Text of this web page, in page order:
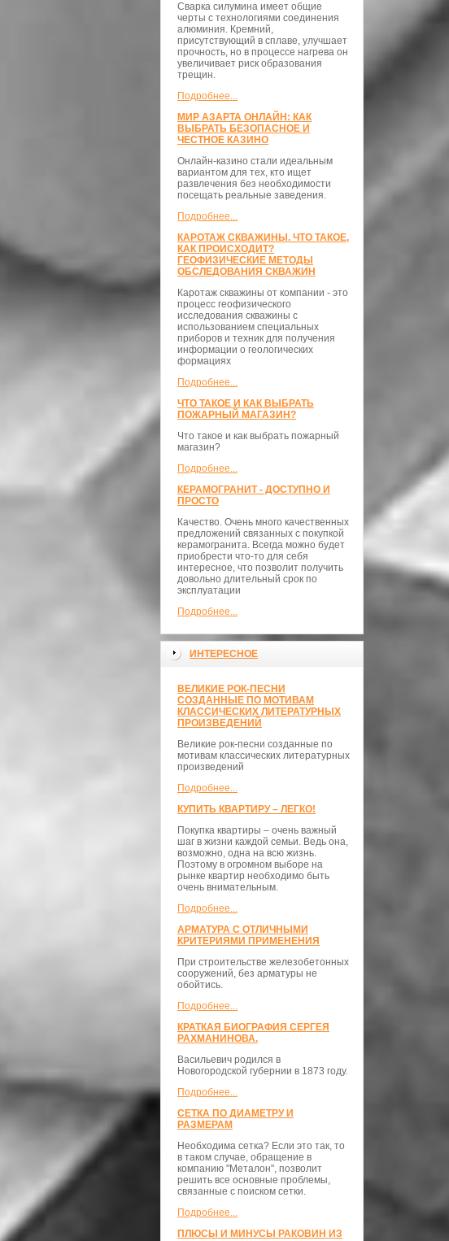
Сварка силумина имеет общие
черты с технологиями соединения
алюминия. Кремний,
присутствующий в сплаве, улучшает
прочность, но в процессе нагрева он
увеличивает риск образования
трещин.
Подробнее...
МИР АЗАРТА ОНЛАЙН: КАК
ВЫБРАТЬ БЕЗОПАСНОЕ И
ЧЕСТНОЕ КАЗИНО
Онлайн-казино стали идеальным
вариантом для тех, кто ищет
развлечения без необходимости
посещать реальные заведения.
Подробнее...
КАРОТАЖ СКВАЖИНЫ. ЧТО ТАКОЕ,
КАК ПРОИСХОДИТ?
ГЕОФИЗИЧЕСКИЕ МЕТОДЫ
ОБСЛЕДОВАНИЯ СКВАЖИН
Каротаж скважины от компании - это
процесс геофизического
исследования скважины с
использованием специальных
приборов и техник для получения
информации о геологических
формациях
Подробнее...
ЧТО ТАКОЕ И КАК ВЫБРАТЬ
ПОЖАРНЫЙ МАГАЗИН?
Что такое и как выбрать пожарный
магазин?
Подробнее...
КЕРАМОГРАНИТ - ДОСТУПНО И
ПРОСТО
Качество. Очень много качественных
предложений связанных с покупкой
керамогранита. Всегда можно будет
приобрести что-то для себя
интересное, что позволит получить
довольно длительный срок по
эксплуатации
Подробнее...
ИНТЕРЕСНОЕ
ВЕЛИКИЕ РОК-ПЕСНИ
СОЗДАННЫЕ ПО МОТИВАМ
КЛАССИЧЕСКИХ ЛИТЕРАТУРНЫХ
ПРОИЗВЕДЕНИЙ
Великие рок-песни созданные по
мотивам классических литературных
произведений
Подробнее...
КУПИТЬ КВАРТИРУ – ЛЕГКО!
Покупка квартиры – очень важный
шаг в жизни каждой семьи. Ведь она,
возможно, одна на всю жизнь.
Поэтому в огромном выборе на
рынке квартир необходимо быть
очень внимательным.
Подробнее...
АРМАТУРА С ОТЛИЧНЫМИ
КРИТЕРИЯМИ ПРИМЕНЕНИЯ
При строительстве железобетонных
сооружений, без арматуры не
обойтись.
Подробнее...
КРАТКАЯ БИОГРАФИЯ СЕРГЕЯ
РАХМАНИНОВА.
Васильевич родился в
Новогородской губернии в 1873 году.
Подробнее...
СЕТКА ПО ДИАМЕТРУ И
РАЗМЕРАМ
Необходима сетка? Если это так, то
в таком случае, обращение в
компанию "Металон", позволит
решить все основные проблемы,
связанные с поиском сетки.
Подробнее...
ПЛЮСЫ И МИНУСЫ РАКОВИН ИЗ